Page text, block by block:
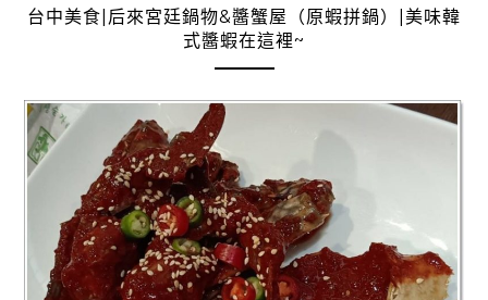
台中美食|后來宮廷鍋物&醬蟹屋（原蝦拼鍋）|美味韓
式醬蝦在這裡~